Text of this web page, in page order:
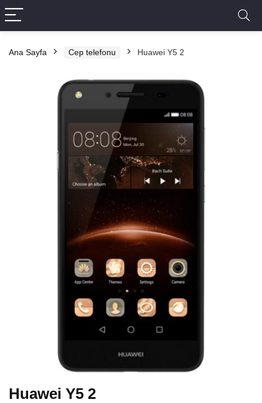
Ana Sayfa Cep telefonu Huawei Y5 2
Huawei Y5 2